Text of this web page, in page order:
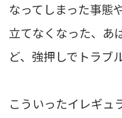
なってしまった事態
立てなくなった、あ
ど、強押しでトラブ
こういったイレギュ